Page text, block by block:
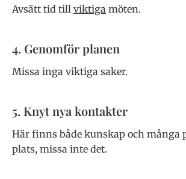
Avsätt tid till viktiga möten.
4. Genomför planen
Missa inga viktiga saker.
5. Knyt nya kontakter
Här finns både kunskap och många
plats, missa inte det.